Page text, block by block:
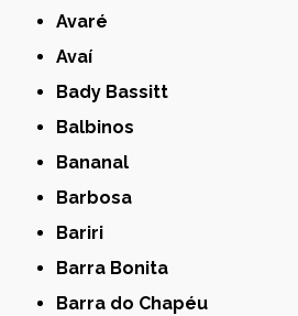
Avaré
Avaí
Bady Bassitt
Balbinos
Bananal
Barbosa
Bariri
Barra Bonita
Barra do Chapéu